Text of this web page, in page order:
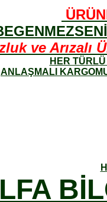
ve Arızalı
HER
ANLAŞMALI